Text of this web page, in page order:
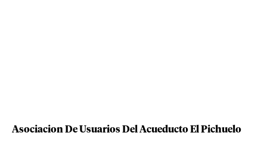
Asociacion De Usuarios Del Acueducto El Pichuelo